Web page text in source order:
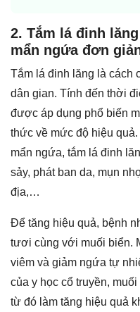
2. Tắm lá đinh
mẩn ngứa đơn
Tắm lá đinh lăng là cách
dân gian. Tính đến thời
được áp dụng phổ biến
thức về mức độ hiệu
mẩn ngứa, tắm lá đinh
sảy, phát ban da, mụn
địa,…
Để tăng hiệu quả, bệnh
tươi cùng với muối biển.
viêm và giảm ngứa tự
của y học cổ truyền,
từ đó làm tăng hiệu quả